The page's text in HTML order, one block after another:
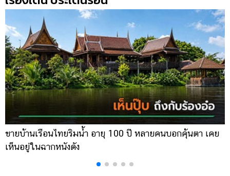
ขายบ้านเรือนไทยริมน้ำ อายุ 100 ปี หลายคนบอกคุ้นตา เคย
เห็นอยู่ในฉากหนังดัง